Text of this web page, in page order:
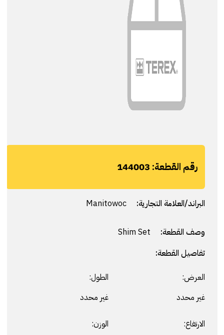
رقم القطعة: 144003
البراند/العلامة التجارية: Manitowoc
وصف القطعة:
تفاصيل القطعة:
العرض:
غير محدد
الطول:
غير محدد
الارتفاع:
الوزن: